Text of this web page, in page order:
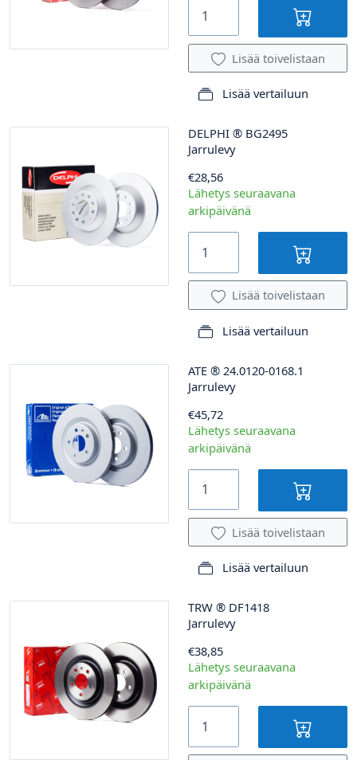
Lisää toivelistaan
Lisää vertailuun
DELPHI ® BG2495
Jarrulevy
€28,56
Lähetys seuraavana
arkipäivänä
Lisää toivelistaan
Lisää vertailuun
ATE ® 24.0120-0168.1
Jarrulevy
€45,72
Lähetys seuraavana
arkipäivänä
Lisää toivelistaan
Lisää vertailuun
TRW ® DF1418
Jarrulevy
€38,85
Lähetys seuraavana
arkipäivänä